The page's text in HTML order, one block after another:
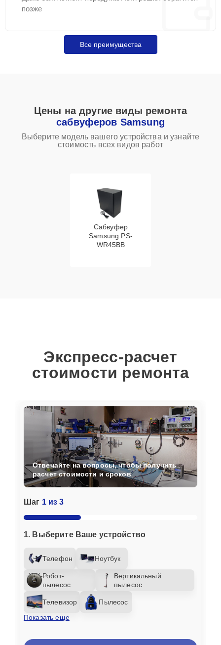
позже
Все преимущества
Цены на другие виды ремонта
сабвуферов Samsung
Выберите модель вашего устройства и узнайте
стоимость всех видов работ
Сабвуфер
Samsung PS-
WR45BB
Экспресс-расчет
стоимости ремонта
Шаг 1 из 3
1. Выберите Ваше устройство
Телефон Ноутбук
Робот-
пылесос
Вертикальный
пылесос
Телевизор
Пылесос
Показать еще
Отвечайте на вопросы, чтобы получить
расчет стоимости и сроков